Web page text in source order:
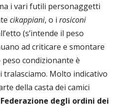
i vari futili personaggetti
cikappiani, o i rosiconi
(s’intende il peso
ad criticare e smontare
condizionante è
tralasciamo. Molto indicativo
della casta dei camici
Federazione degli ordini dei